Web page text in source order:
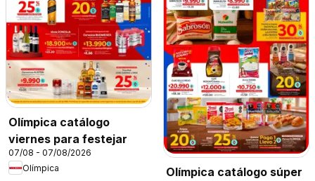
Olímpica catálogo
viernes para festejar
07/08 - 07/08/2026
Olímpica
Olímpica catálogo súper